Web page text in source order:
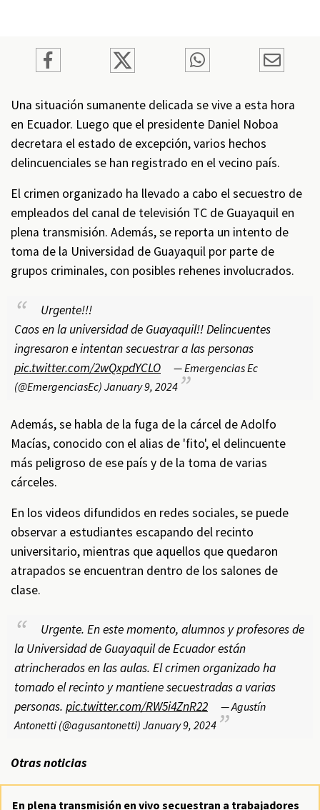
Una situación sumanente delicada se vive a esta hora
en Ecuador. Luego que el presidente Daniel Noboa
decretara el estado de excepción, varios hechos
delincuenciales se han registrado en el vecino país.
El crimen organizado ha llevado a cabo el secuestro de
empleados del canal de televisión TC de Guayaquil en
plena transmisión. Además, se reporta un intento de
toma de la Universidad de Guayaquil por parte de
grupos criminales, con posibles rehenes involucrados.
Urgente!!!
Caos en la universidad de Guayaquil!! Delincuentes
ingresaron e intentan secuestrar a las personas
pic.twitter.com/2wQxpdYCLO
— Emergencias Ec
(@EmergenciasEc) January 9, 2024
Además, se habla de la fuga de la cárcel de Adolfo
Macías, conocido con el alias de 'fito', el delincuente
más peligroso de ese país y de la toma de varias
cárceles.
En los videos difundidos en redes sociales, se puede
observar a estudiantes escapando del recinto
universitario, mientras que aquellos que quedaron
atrapados se encuentran dentro de los salones de
clase.
Urgente. En este momento, alumnos y profesores de
la Universidad de Guayaquil de Ecuador están
atrincherados en las aulas. El crimen organizado ha
tomado el recinto y mantiene secuestradas a varias
personas. pic.twitter.com/RW5i4ZnR22
— Agustín
Antonetti (@agusantonetti) January 9, 2024
Otras noticias
En plena transmisión en vivo secuestran a trabajadores